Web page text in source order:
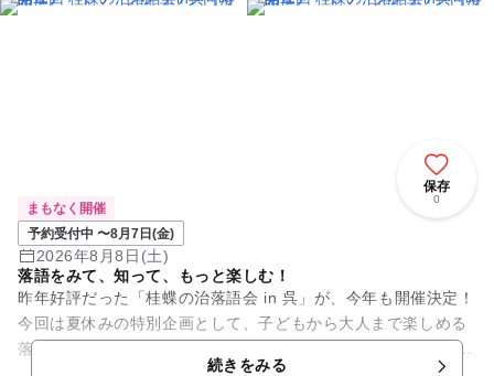
保存
0
まもなく開催
予約受付中 〜8月7日(金)
2026年8月8日(土)
落語をみて、知って、もっと楽しむ！
昨年好評だった「桂蝶の治落語会 in 呉」が、今年も開催決定！
今回は夏休みの特別企画として、子どもから大人まで楽しめる
落語ミニワークショップも一緒に開催します。 講師は落語芸術
続きをみる